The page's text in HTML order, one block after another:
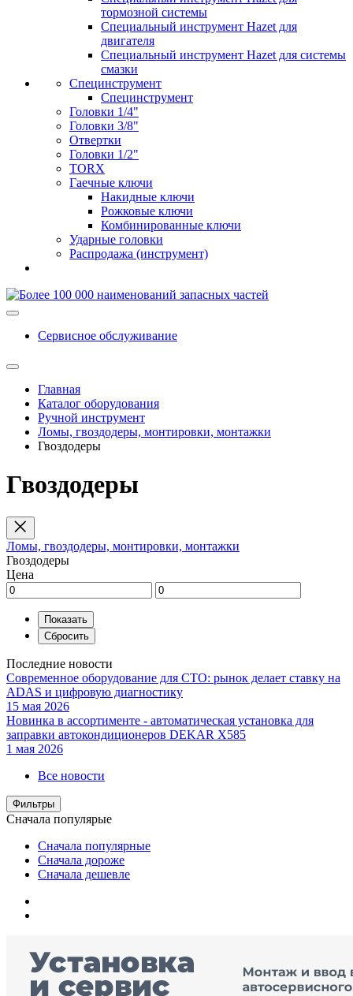
тормозной системы
Специальный инструмент Hazet для
двигателя
Специальный инструмент Hazet для системы
смазки
Специнструмент
Специнструмент
Головки 1/4"
Головки 3/8"
Отвертки
Головки 1/2"
TORX
Гаечные ключи
Накидные ключи
Рожковые ключи
Комбинированные ключи
Ударные головки
Распродажа (инструмент)
Сервисное обслуживание
Главная
Каталог оборудования
Ручной инструмент
Ломы, гвоздодеры, монтировки, монтажки
Гвоздодеры
Гвоздодеры
Ломы, гвоздодеры, монтировки, монтажки
Гвоздодеры
Цена
Последние новости
Современное оборудование для СТО: рынок делает ставку на
ADAS и цифровую диагностику
15 мая 2026
Новинка в ассортименте - автоматическая установка для
заправки автокондиционеров DEKAR X585
1 мая 2026
Все новости
Фильтры
Сначала популярые
Сначала популярные
Сначала дороже
Сначала дешевле